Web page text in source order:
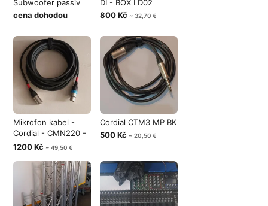
Subwoofer passiv
cena dohodou
DI - BOX LD02
800 Kč ~ 32,70 €
Mikrofon kabel -
Cordial - CMN220 -
10m.
1200 Kč ~ 49,50 €
Cordial CTM3 MP BK
500 Kč ~ 20,50 €